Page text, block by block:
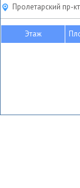
Пролетарский пр-
Этаж